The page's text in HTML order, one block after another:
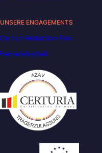
UNSERE ENGAGEMENTS
Carbon Reduction Plan
Barrierefreiheit